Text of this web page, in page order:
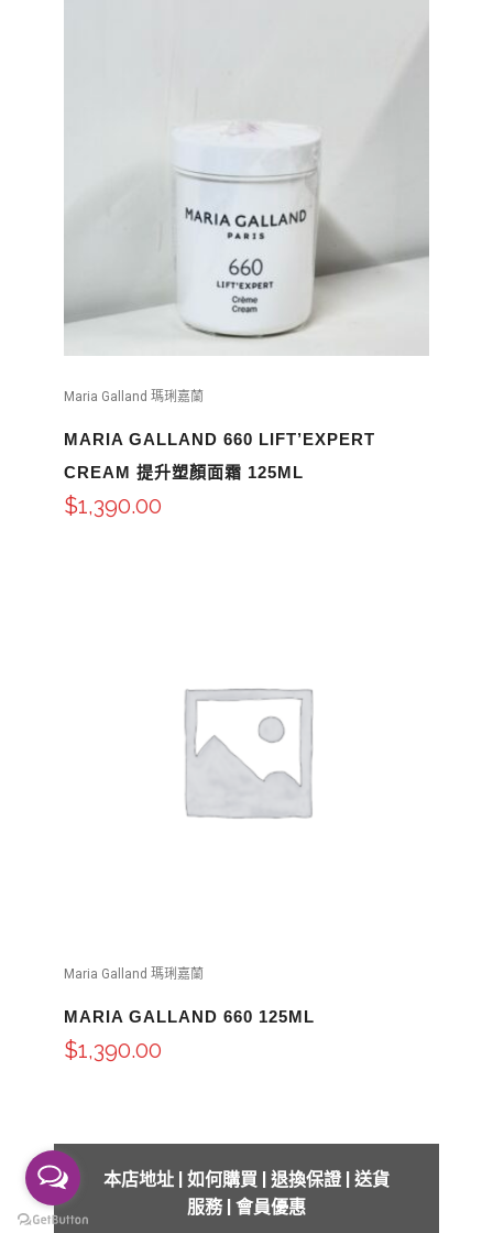
Maria Galland 瑪琍嘉蘭
MARIA GALLAND 660 LIFT’EXPERT
CREAM 提升塑顏面霜 125ML
$1,390.00
Maria Galland 瑪琍嘉蘭
MARIA GALLAND 660 125ML
$1,390.00
本店地址 如何購買 退換保證
送貨
服務
會員優惠